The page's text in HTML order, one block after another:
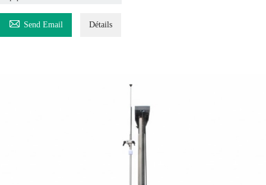
 Send Email Détails